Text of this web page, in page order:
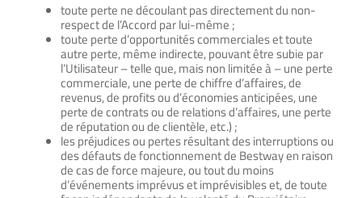
toute perte ne découlant pas directement du non-
respect de l’Accord par lui-même ;
toute perte d’opportunités commerciales et toute
autre perte, même indirecte, pouvant être subie par
l’Utilisateur – telle que, mais non limitée à – une perte
commerciale, une perte de chiffre d’affaires, de
revenus, de profits ou d’économies anticipées, une
perte de contrats ou de relations d’affaires, une perte
de réputation ou de clientèle, etc.) ;
les préjudices ou pertes résultant des interruptions ou
des défauts de fonctionnement de Bestway en raison
de cas de force majeure, ou tout du moins
d’événements imprévus et imprévisibles et, de toute